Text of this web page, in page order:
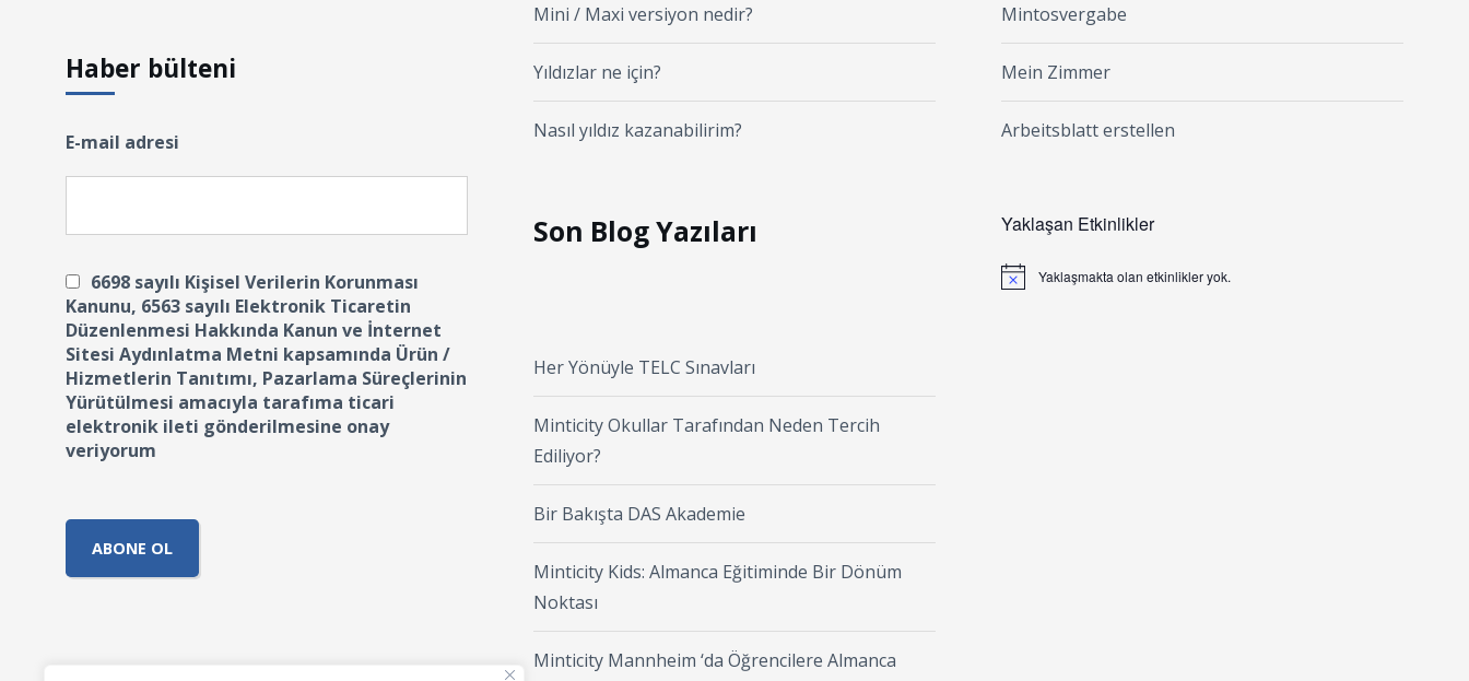
Haber bülteni
E-mail adresi
6698 sayılı Kişisel Verilerin Korunması
Kanunu, 6563 sayılı Elektronik Ticaretin
Düzenlenmesi Hakkında Kanun ve İnternet
Sitesi Aydınlatma Metni kapsamında Ürün /
Hizmetlerin Tanıtımı, Pazarlama Süreçlerinin
Yürütülmesi amacıyla tarafıma ticari
elektronik ileti gönderilmesine onay
veriyorum
Mini / Maxi versiyon nedir?
Yıldızlar ne için?
Nasıl yıldız kazanabilirim?
Son Blog Yazıları
Her Yönüyle TELC Sınavları
Minticity Okullar Tarafından Neden Tercih
Ediliyor?
Bir Bakışta DAS Akademie
Minticity Kids: Almanca Eğitiminde Bir Dönüm
Noktası
Minticity Mannheim ‘da Öğrencilere Almanca
Mintosvergabe
Mein Zimmer
Arbeitsblatt erstellen
Yaklaşan Etkinlikler
Yaklaşmakta olan etkinlikler yok.